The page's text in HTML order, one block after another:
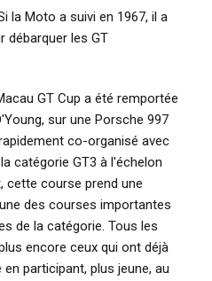
la Moto a suivi en 1967, il a
débarquer les GT
GT Cup a été remportée
sur une Porsche 997
co-organisé avec
catégorie GT3 à l'échelon
cette course prend une
des courses importantes
de la catégorie. Tous les
encore ceux qui ont déjà
participant, plus jeune, au